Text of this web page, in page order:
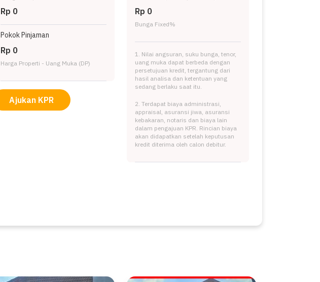
Rp 0
Pokok Pinjaman
Rp 0
Harga Properti - Uang Muka (DP)
Ajukan KPR
Rp 0
Bunga Fixed%
1. Nilai angsuran, suku bunga, tenor,
uang muka dapat berbeda dengan
persetujuan kredit, tergantung dari
hasil analisa dan ketentuan yang
sedang berlaku saat itu.
2. Terdapat biaya administrasi,
appraisal, asuransi jiwa, asuransi
kebakaran, notaris dan biaya lain
dalam pengajuan KPR. Rincian biaya
akan didapatkan setelah keputusan
kredit diterima oleh calon debitur.